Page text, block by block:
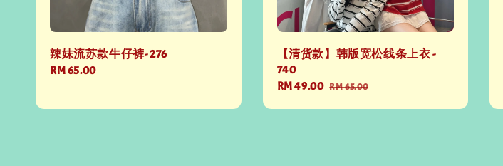
辣妹流苏款牛仔裤- 276
Regular
RM 65.00
【清货款】韩版宽松线条上衣 -
740
Sale
RM 49.00 Regular
RM 65.00